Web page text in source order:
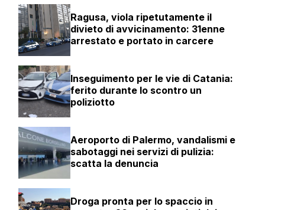
Ragusa, viola ripetutamente il
divieto di avvicinamento: 31enne
arrestato e portato in carcere
Inseguimento per le vie di Catania:
ferito durante lo scontro un
poliziotto
Aeroporto di Palermo, vandalismi e
sabotaggi nei servizi di pulizia:
scatta la denuncia
Droga pronta per lo spaccio in